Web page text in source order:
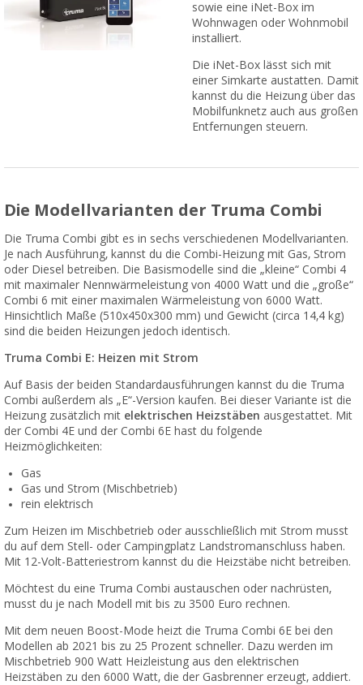
sowie eine iNet-Box im
Wohnwagen oder Wohnmobil
installiert.
Die iNet-Box lässt sich mit
einer Simkarte austatten. Damit
kannst du die Heizung über das
Mobilfunknetz auch aus großen
Entfernungen steuern.
Die Modellvarianten der Truma Combi
Die Truma Combi gibt es in sechs verschiedenen Modellvarianten.
Je nach Ausführung, kannst du die Combi-Heizung mit Gas, Strom
oder Diesel betreiben. Die Basismodelle sind die „kleine“ Combi 4
mit maximaler Nennwärmeleistung von 4000 Watt und die „große“
Combi 6 mit einer maximalen Wärmeleistung von 6000 Watt.
Hinsichtlich Maße (510x450x300 mm) und Gewicht (circa 14,4 kg)
sind die beiden Heizungen jedoch identisch.
Truma Combi E: Heizen mit Strom
Auf Basis der beiden Standardausführungen kannst du die Truma
Combi außerdem als „E“-Version kaufen. Bei dieser Variante ist die
Heizung zusätzlich mit elektrischen Heizstäben ausgestattet. Mit
der Combi 4E und der Combi 6E hast du folgende
Heizmöglichkeiten:
Gas
Gas und Strom (Mischbetrieb)
rein elektrisch
Zum Heizen im Mischbetrieb oder ausschließlich mit Strom musst
du auf dem Stell- oder Campingplatz Landstromanschluss haben.
Mit 12-Volt-Batteriestrom kannst du die Heizstäbe nicht betreiben.
Möchtest du eine Truma Combi austauschen oder nachrüsten,
musst du je nach Modell mit bis zu 3500 Euro rechnen.
Mit dem neuen Boost-Mode heizt die Truma Combi 6E bei den
Modellen ab 2021 bis zu 25 Prozent schneller. Dazu werden im
Mischbetrieb 900 Watt Heizleistung aus den elektrischen
Heizstäben zu den 6000 Watt, die der Gasbrenner erzeugt, addiert.